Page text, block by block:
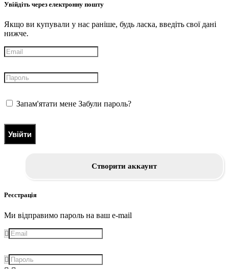
Увійдіть через електронну пошту
Якщо ви купували у нас раніше, будь ласка, введіть свої дані
нижче.
Запам'ятати мене Забули пароль?
Увійти
Створити аккаунт
Реєстрація
Ми відправимо пароль на ваш e-mail